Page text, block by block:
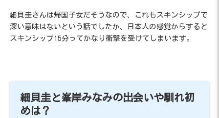
細貝圭さんは帰国子女だそうなので、これもスキンシップで
深い意味はないという話でしたが、日本人の感覚からすると
スキンシップ15分ってかなり衝撃を受けてしまいます。
細貝圭と峯岸みなみの出会いや馴れ初
めは？